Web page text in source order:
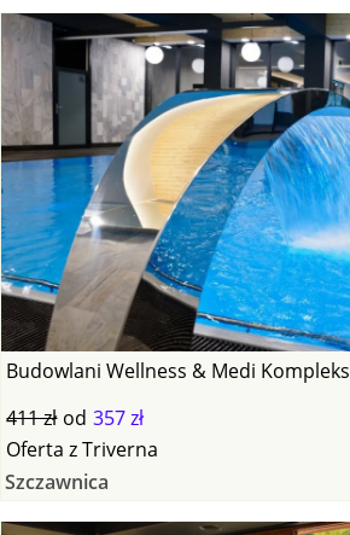
Budowlani Wellness & Medi Kompleks
411 zł od 357 zł
Oferta zTriverna
Szczawnica